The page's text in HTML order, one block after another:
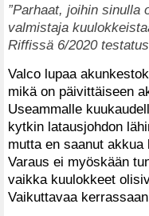
”Parhaat, joihin sinulla
valmistaja
Riffissä 6/2020
Valco lupaa
mikä on päivittäiseen
Useammalle
kytkin latausjohdon
mutta en saanut
Varaus ei myöskään
vaikka kuulokkeet
Vaikuttavaa